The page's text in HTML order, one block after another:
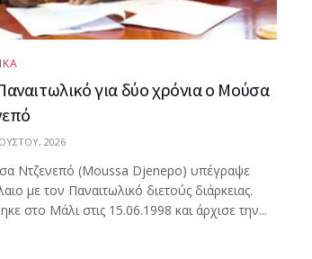
για δύο χρόνια ο Μούσα
2026
Ντζενεπό (Moussa Djenepo) υπέγραψε
με τον Παναιτωλικό διετούς διάρκειας.
στο Μάλι στις 15.06.1998 και άρχισε την...